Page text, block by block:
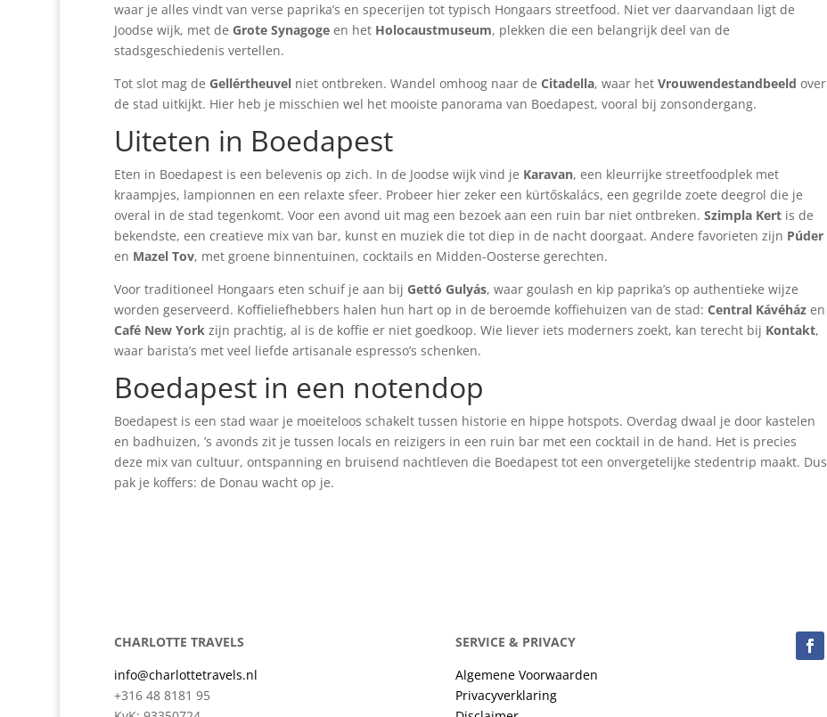
waar je alles vindt van verse paprika’s en specerijen tot typisch Hongaars streetfood. Niet ver daarvandaan ligt de
Joodse wijk, met de Grote Synagogeen het Holocaustmuseum, plekken die een belangrijk deel van de
stadsgeschiedenis vertellen.
Tot slot mag de Gellértheuvelniet ontbreken. Wandel omhoog naar de Citadella, waar het Vrouwendestandbeeld over
de stad uitkijkt. Hier heb je misschien wel het mooiste panorama van Boedapest, vooral bij zonsondergang.
Uiteten in Boedapest
Eten in Boedapest is een belevenis op zich. In de Joodse wijk vind je Karavan, een kleurrijke streetfoodplek met
kraampjes, lampionnen en een relaxte sfeer. Probeer hier zeker een kürtőskalács, een gegrilde zoete deegrol die je
overal in de stad tegenkomt. Voor een avond uit mag een bezoek aan een ruin bar niet ontbreken. Szimpla Kertis de
bekendste, een creatieve mix van bar, kunst en muziek die tot diep in de nacht doorgaat. Andere favorieten zijn Púder
en Mazel Tov, met groene binnentuinen, cocktails en Midden-Oosterse gerechten.
Voor traditioneel Hongaars eten schuif je aan bij Gettó Gulyás, waar goulash en kip paprika’s op authentieke wijze
worden geserveerd. Koffieliefhebbers halen hun hart op in de beroemde koffiehuizen van de stad: Central Kávéházen
Café New Yorkzijn prachtig, al is de koffie er niet goedkoop. Wie liever iets moderners zoekt, kan terecht bij Kontakt,
waar barista’s met veel liefde artisanale espresso’s schenken.
Boedapest in een notendop
Boedapest is een stad waar je moeiteloos schakelt tussen historie en hippe hotspots. Overdag dwaal je door kastelen
en badhuizen, ’s avonds zit je tussen locals en reizigers in een ruin bar met een cocktail in de hand. Het is precies
deze mix van cultuur, ontspanning en bruisend nachtleven die Boedapest tot een onvergetelijke stedentrip maakt. Dus
pak je koffers: de Donau wacht op je.
CHARLOTTE TRAVELS
info@charlottetravels.nl
+316 48 8181 95
SERVICE & PRIVACY
Algemene Voorwaarden
Privacyverklaring